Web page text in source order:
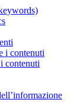
i contenuti
contenuti